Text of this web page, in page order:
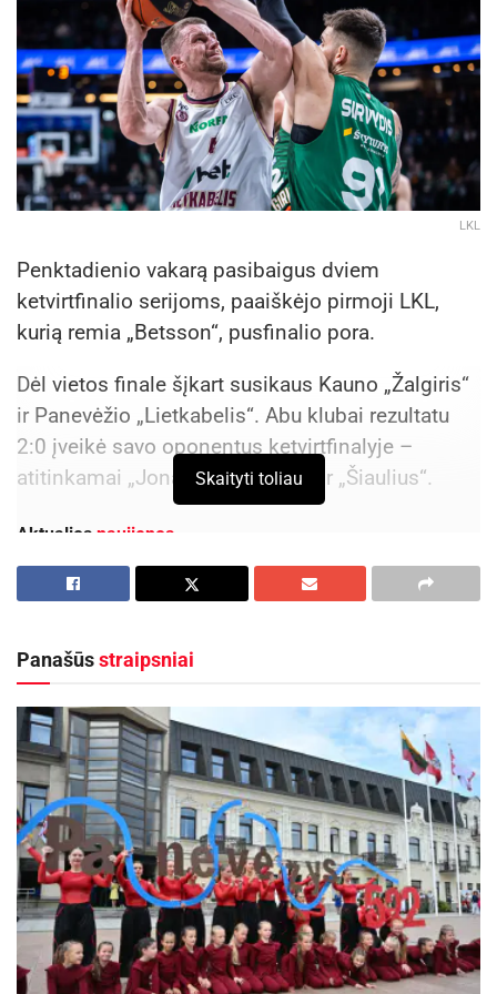
LKL
Penktadienio vakarą pasibaigus dviem
ketvirtfinalio serijoms, paaiškėjo pirmoji LKL,
kurią remia „Betsson“, pusfinalio pora.
Dėl vietos finale šįkart susikaus Kauno „Žalgiris“
ir Panevėžio „Lietkabelis“. Abu klubai rezultatu
2:0 įveikė savo oponentus ketvirtfinalyje –
atitinkamai „Jonavą Hipocredit“ ir „Šiaulius“.
Aktualios naujienos
Maudytis galima visose Panevėžio maudyklose,
ir pasaulio greičio automodelių čempionatas
2026-08-07
Pusfinalių etapo starto data priklausys nuo
rezultatų likusiose serijose, kuriose antrieji mačai
bus žaidžiami šeštadienį. Jei Utenos „Juventus“
ir Klaipėdos „Neptūnas“ darsyk įveiks savo
varžovus, pusfinalių etapas startuos jau
antradienį. Jei bent vienoje ketvirtfinalio serijoje
Skaityti toliau
Panašūsstraipsniai